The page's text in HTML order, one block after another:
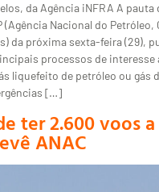
da Agência iNFRA A pauta
(Agência Nacional do Petróleo,
da próxima sexta-feira (29),
processos de interesse
liquefeito de petróleo ou gás
[…]
ter 2.600 voos
ANAC